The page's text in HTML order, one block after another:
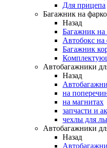
Для прицепа
Багажник на
Назад
Багажник на
Автобокс на
Багажник
Автобагажники
Назад
на
на магнитах
запчасти и
чехлы для
Автобагажники
Назад